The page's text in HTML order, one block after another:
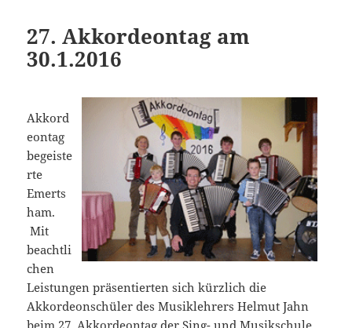
27. Akkordeontag am
30.1.2016
Akkord
eontag
begeiste
rte
Emerts
ham.
Mit
beachtli
chen
Leistungen präsentierten sich kürzlich die
Akkordeonschüler des Musiklehrers Helmut Jahn
beim 27. Akkordeontag der Sing- und Musikschule